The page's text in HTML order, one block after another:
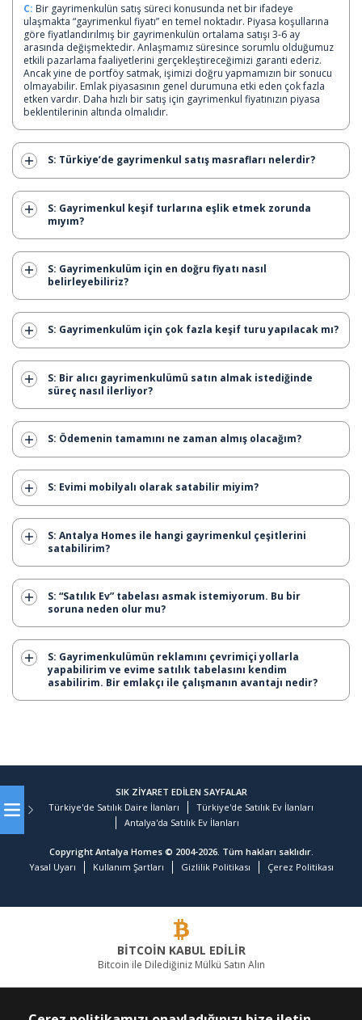
C: Bir gayrimenkulün satış süreci konusunda net bir ifadeye
ulaşmakta “gayrimenkul fiyatı” en temel noktadır. Piyasa koşullarına
göre fiyatlandırılmış bir gayrimenkulün ortalama satışı 3-6 ay
arasında değişmektedir. Anlaşmamız süresince sorumlu olduğumuz
etkili pazarlama faaliyetlerini gerçekleştireceğimizi garanti ederiz.
Ancak yine de portföy satmak, işimizi doğru yapmamızın bir sonucu
olmayabilir. Emlak piyasasının genel durumuna etki eden çok fazla
etken vardır. Daha hızlı bir satış için gayrimenkul fiyatınızın piyasa
beklentilerinin altında olmalıdır.
S: Türkiye’de gayrimenkul satış masrafları nelerdir?
S: Gayrimenkul keşif turlarına eşlik etmek zorunda
mıyım?
S: Gayrimenkulüm için en doğru fiyatı nasıl
belirleyebiliriz?
S: Gayrimenkulüm için çok fazla keşif turu yapılacak mı?
S: Bir alıcı gayrimenkulümü satın almak istediğinde
süreç nasıl ilerliyor?
S: Ödemenin tamamını ne zaman almış olacağım?
S: Evimi mobilyalı olarak satabilir miyim?
S: Antalya Homes ile hangi gayrimenkul çeşitlerini
satabilirim?
S: “Satılık Ev” tabelası asmak istemiyorum. Bu bir
soruna neden olur mu?
S: Gayrimenkulümün reklamını çevrimiçi yollarla
yapabilirim ve evime satılık tabelasını kendim
asabilirim. Bir emlakçı ile çalışmanın avantajı nedir?
SIK ZİYARET EDİLEN SAYFALAR
Türkiye'de Satılık Daire İlanları
Türkiye'de Satılık Ev İlanları
Antalya'da Satılık Ev İlanları
Copyright Antalya Homes © 2004-2026. Tüm hakları saklıdır.
Yasal Uyarı
Kullanım Şartları Gizlilik Politikası Çerez Politikası
BİTCOİN KABUL EDİLİR
Bitcoin ile Dilediğiniz Mülkü Satın Alın